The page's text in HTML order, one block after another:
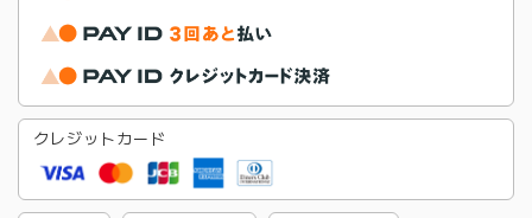
クレジットカード